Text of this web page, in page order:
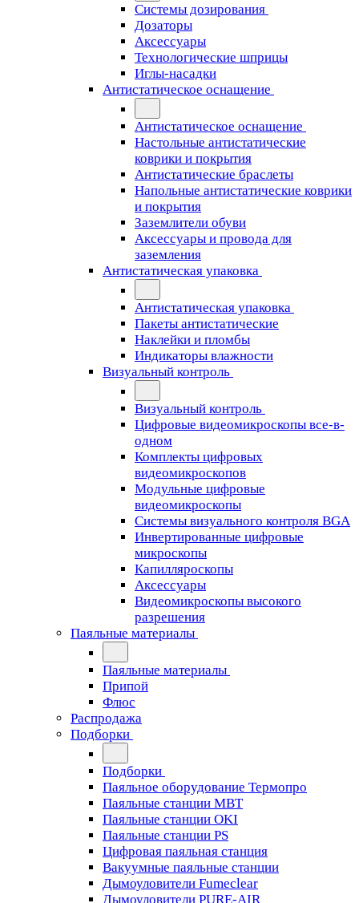
Системы дозирования
Дозаторы
Аксессуары
Технологические шприцы
Иглы-насадки
Антистатическое оснащение
Антистатическое оснащение
Настольные антистатические
коврики и покрытия
Антистатические браслеты
Напольные антистатические коврики
и покрытия
Заземлители обуви
Аксессуары и провода для
заземления
Антистатическая упаковка
Антистатическая упаковка
Пакеты антистатические
Наклейки и пломбы
Индикаторы влажности
Визуальный контроль
Визуальный контроль
Цифровые видеомикроскопы все-в-
одном
Комплекты цифровых
видеомикроскопов
Модульные цифровые
видеомикроскопы
Cистемы визуального контроля BGA
Инвертированные цифровые
микроскопы
Капилляроскопы
Аксессуары
Видеомикроскопы высокого
разрешения
Паяльные материалы
Паяльные материалы
Припой
Флюс
Распродажа
Подборки
Подборки
Паяльное оборудование Термопро
Паяльные станции MBT
Паяльные станции OKI
Паяльные станции PS
Цифровая паяльная станция
Вакуумные паяльные станции
Дымоуловители Fumeclear
Дымоуловители PURE-AIR